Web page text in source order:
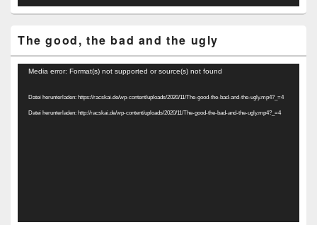
The good, the bad and the ugly
Video-
Media error: Format(s) not supported or source(s) not found
Datei herunterladen: https://racskai.de/wp-content/uploads/2020/11/The-good-the-bad-and-the-ugly.mp4?_=4
Datei herunterladen: http://racskai.de/wp-content/uploads/2020/11/The-good-the-bad-and-the-ugly.mp4?_=4